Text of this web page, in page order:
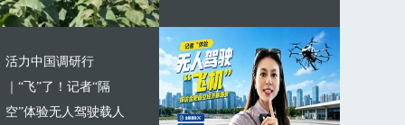
活力中国调研行
｜“飞”了！记者“隔
空”体验无人驾驶载人